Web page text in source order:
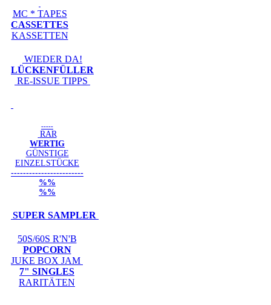
MC * TAPES
CASSETTES
KASSETTEN
WIEDER DA!
LÜCKENFÜLLER
RE-ISSUE TIPPS
-----
RAR
WERTIG
GÜNSTIGE
EINZELSTÜCKE
------------------------
%%
%%
SUPER SAMPLER
50S/60S R'N'B
POPCORN
JUKE BOX JAM
7" SINGLES
RARITÄTEN